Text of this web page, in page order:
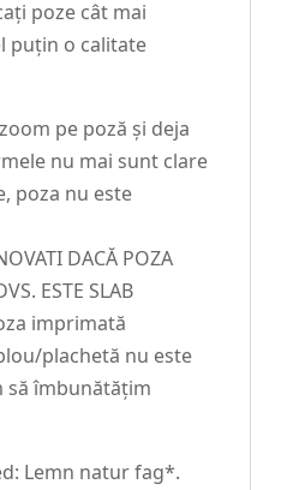
poze cât mai
puțin o calitate
pe poză și deja
nu mai sunt clare
poza nu este
DACĂ POZA
ESTE SLAB
imprimată
plachetă nu este
să îmbunătățim
Lemn natur fag*.